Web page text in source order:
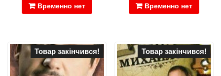
Временно нет Временно нет
Товар закінчився! Товар закінчився!